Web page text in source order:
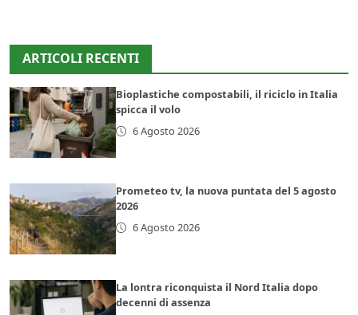
ARTICOLI RECENTI
Bioplastiche compostabili, il riciclo in Italia
spicca il volo
6 Agosto 2026
Prometeo tv, la nuova puntata del 5 agosto
2026
6 Agosto 2026
La lontra riconquista il Nord Italia dopo
decenni di assenza